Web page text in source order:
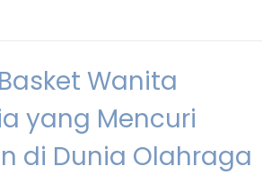
Wanita
yang Mencuri
di Dunia Olahraga